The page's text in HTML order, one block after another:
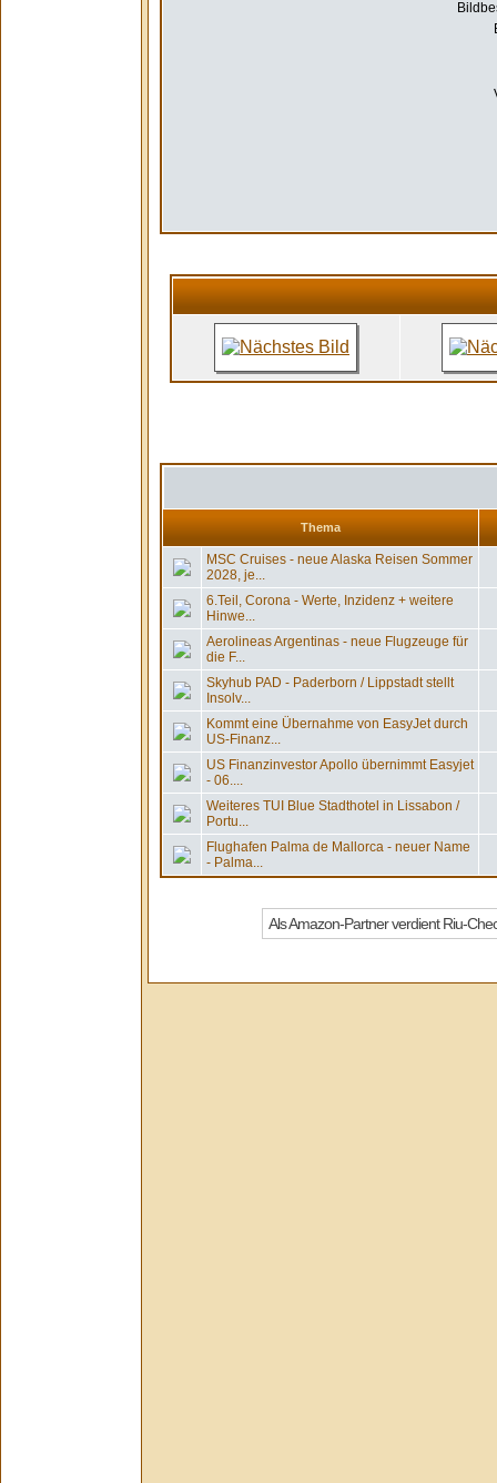
Thema
MSC Cruises - neue Alaska Reisen Sommer
2028, je...
6.Teil, Corona - Werte, Inzidenz + weitere
Hinwe...
Aerolineas Argentinas - neue Flugzeuge für
die F...
Skyhub PAD - Paderborn / Lippstadt stellt
Insolv...
Kommt eine Übernahme von EasyJet durch
US-Finanz...
US Finanzinvestor Apollo übernimmt Easyjet
- 06....
Weiteres TUI Blue Stadthotel in Lissabon /
Portu...
Flughafen Palma de Mallorca - neuer Name
- Palma...